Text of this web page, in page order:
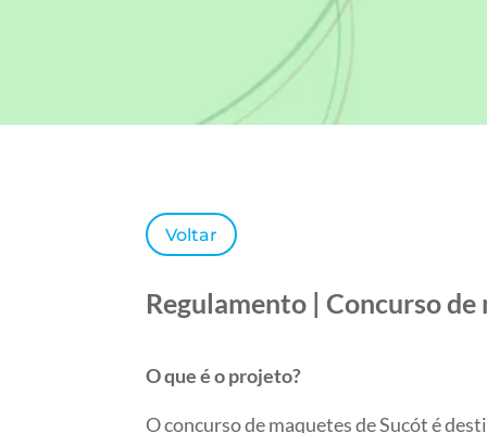
Voltar
Regulamento | Concurso de
O que é o projeto?
O concurso de maquetes de Sucót é